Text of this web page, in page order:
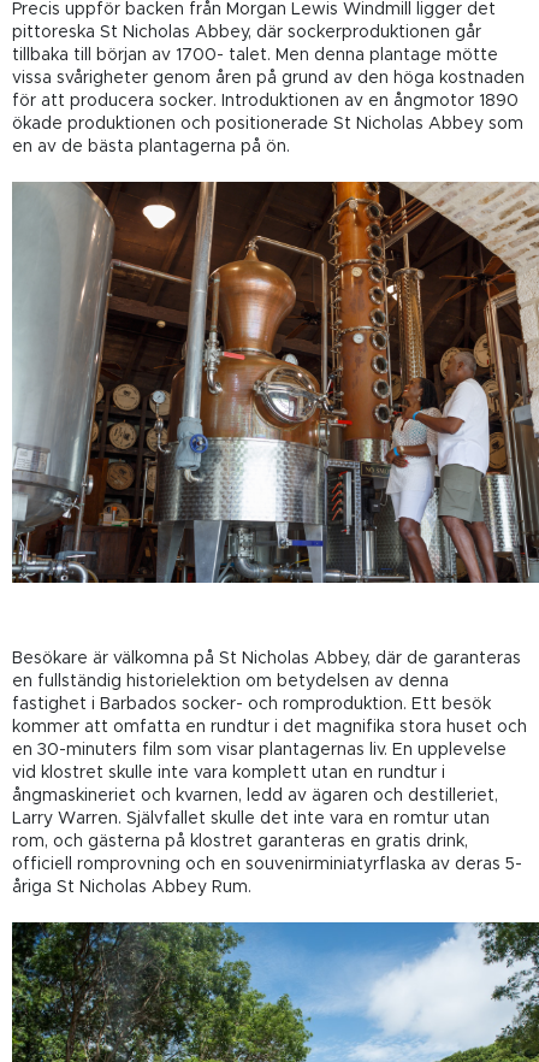
Precis uppför backen från Morgan Lewis Windmill ligger det
pittoreska St Nicholas Abbey, där sockerproduktionen går
tillbaka till början av 1700- talet. Men denna plantage mötte
vissa svårigheter genom åren på grund av den höga kostnaden
för att producera socker. Introduktionen av en ångmotor 1890
ökade produktionen och positionerade St Nicholas Abbey som
en av de bästa plantagerna på ön.
Besökare är välkomna på St Nicholas Abbey, där de garanteras
en fullständig historielektion om betydelsen av denna
fastighet i Barbados socker- och romproduktion. Ett besök
kommer att omfatta en rundtur i det magnifika stora huset och
en 30-minuters film som visar plantagernas liv. En upplevelse
vid klostret skulle inte vara komplett utan en rundtur i
ångmaskineriet och kvarnen, ledd av ägaren och destilleriet,
Larry Warren. Självfallet skulle det inte vara en romtur utan
rom, och gästerna på klostret garanteras en gratis drink,
officiell romprovning och en souvenirminiatyrflaska av deras 5-
åriga St Nicholas Abbey Rum.